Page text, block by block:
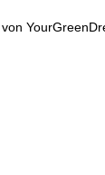
von